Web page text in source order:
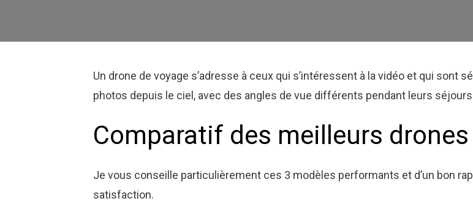
Un drone de voyage s’adresse à ceux qui s’intéressent à la vidéo et qui sont
photos depuis le ciel, avec des angles de vue différents pendant leurs
Comparatif des meilleurs
Je vous conseille particulièrement ces 3 modèles performants et d’un bon
satisfaction.